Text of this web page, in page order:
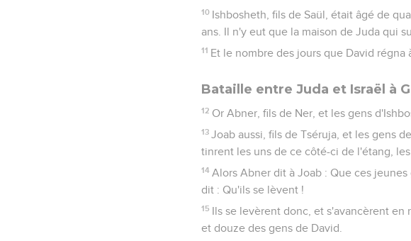
10 Ishbosheth, fils de Saül, était âgé de
ans. Il n'y eut que la maison de Juda qui
11 Et le nombre des jours que David régna
Bataille entre Juda et Israël à
12 Or Abner, fils de Ner, et les gens
13 Joab aussi, fils de Tséruja, et les gens
tinrent les uns de ce côté-ci de l'étang,
14 Alors Abner dit à Joab : Que ces
dit : Qu'ils se lèvent !
15 Ils se levèrent donc, et s'avancèrent en
et douze des gens de David.